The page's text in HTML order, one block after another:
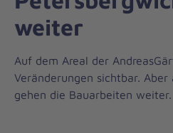
weiter
Auf dem Areal der
Veränderungen sichtbar.
gehen die Bauarbeiten weiter.